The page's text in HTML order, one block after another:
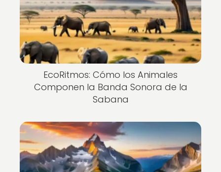
EcoRitmos: Cómo los Animales
Componen la Banda Sonora de la
Sabana